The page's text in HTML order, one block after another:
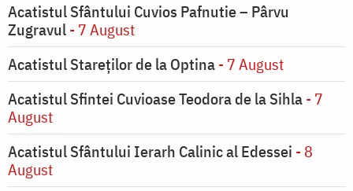
Acatistul Sfântului Cuvios Pafnutie – Pârvu
Zugravul- 7 August
Acatistul Stareţilor de la Optina- 7 August
Acatistul Sfintei Cuvioase Teodora de la Sihla- 7
August
Acatistul Sfântului Ierarh Calinic al Edessei - 8
August